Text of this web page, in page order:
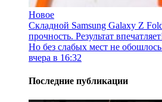
Новое
Складной Samsung Galaxy Z
прочность. Результат
Но без слабых мест не
вчера в 16:32
Последние публикации